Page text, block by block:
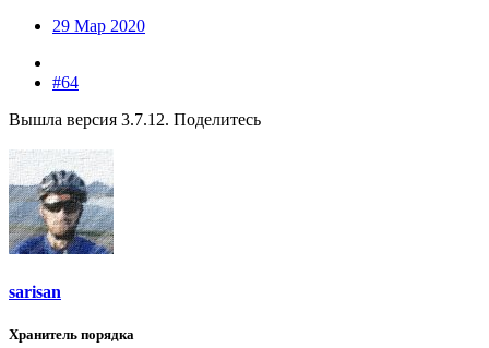
29 Мар 2020
#64
Вышла версия 3.7.12. Поделитесь
sarisan
Хранитель порядка